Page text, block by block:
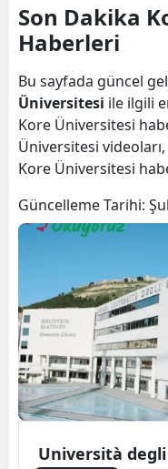
Son Dakika
Haberleri
Bu sayfada güncel
Üniversitesi ile ilgili
Kore Üniversitesi
Üniversitesi
Kore Üniversitesi
Güncelleme Tarihi:
Università